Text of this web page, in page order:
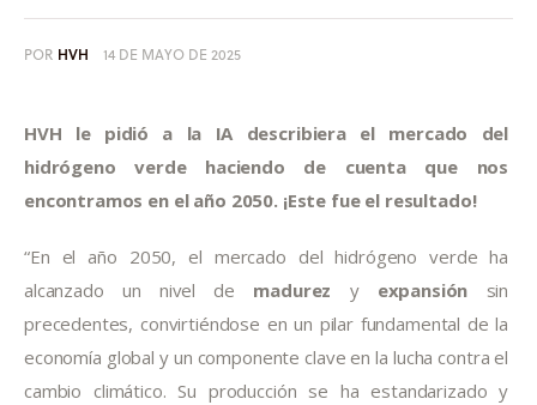
POR HVH 14 DE MAYO DE 2025
HVH le pidió a la IA describiera el mercado del
hidrógeno verde haciendo de cuenta que nos
encontramos en el año 2050. ¡Este fue el resultado!
“En el año 2050, el mercado del hidrógeno verde ha
alcanzado un nivel de madurez y expansión sin
precedentes, convirtiéndose en un pilar fundamental de la
economía global y un componente clave en la lucha contra el
cambio climático. Su producción se ha estandarizado y